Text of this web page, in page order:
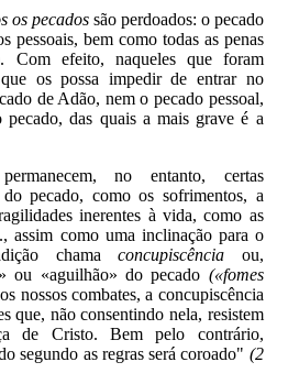
os pecados são perdoados: o pecado
pessoais, bem como todas as penas
Com efeito, naqueles que foram
que os possa impedir de entrar no
de Adão, nem o pecado pessoal,
pecado, das quais a mais grave é a
no entanto, certas
do pecado, como os sofrimentos, a
inerentes à vida, como as
assim como uma inclinação para o
chama
concupiscência
ou,
ou «aguilhão» do pecado («fomes
nossos combates, a concupiscência
que, não consentindo nela, resistem
de Cristo. Bem pelo contrário,
segundo as regras será coroado" (2